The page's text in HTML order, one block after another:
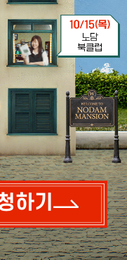
하기